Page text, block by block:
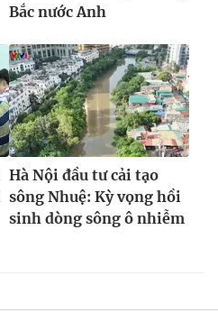
Bắc nước Anh
Hà Nội đầu tư cải tạo
sông Nhuệ: Kỳ vọng hồi
sinh dòng sông ô nhiễm